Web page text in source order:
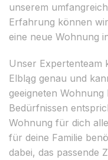
unserem
Erfahrung können
eine neue Wohnung
Unser Expertenteam
Elbląg genau und
geeigneten Wohnung
Bedürfnissen
Wohnung für dich
für deine Familie
dabei, das passende